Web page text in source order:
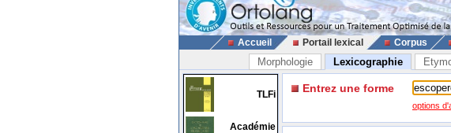
Accueil Portail lexical Corpus
Morphologie Lexicographie
TLFi
Académie
Entrez une forme
options